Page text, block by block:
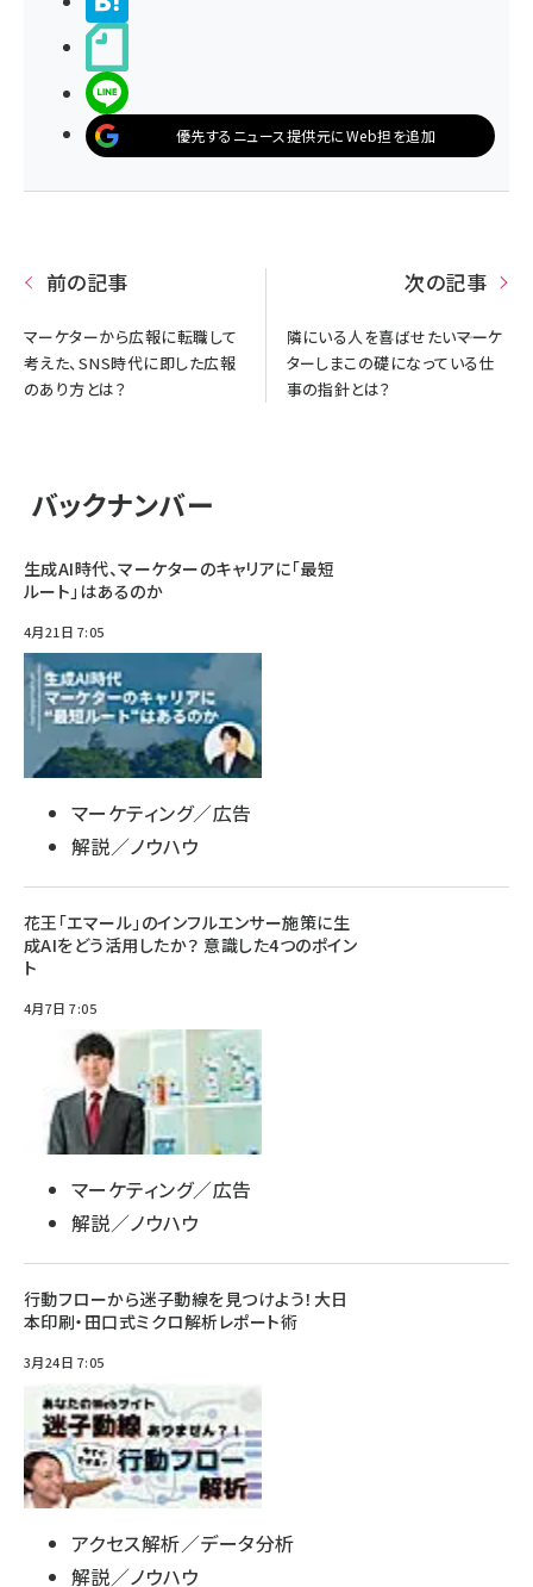
優先するニュース提供元にWeb担を追加
前の記事
マーケターから広報に転職して
考えた、SNS時代に即した広報
のあり方とは？
次の記事
隣にいる人を喜ばせたい――マーケ
ターしまこの礎になっている仕
事の指針とは？
バックナンバー
生成AI時代、マーケターのキャリアに「最短
ルート」はあるのか
4月21日 7:05
マーケティング／広告
解説／ノウハウ
花王「エマール」のインフルエンサー施策に生
成AIをどう活用したか？ 意識した4つのポイン
ト
4月7日 7:05
マーケティング／広告
解説／ノウハウ
行動フローから迷子動線を見つけよう！大日
本印刷・田口式ミクロ解析レポート術
3月24日 7:05
アクセス解析／データ分析
解説／ノウハウ